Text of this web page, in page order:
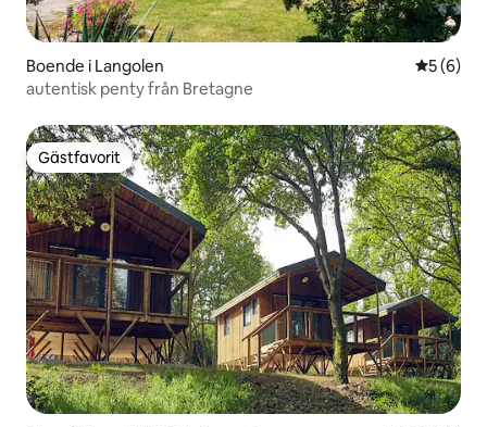
Boende i Langolen 5 av 5 i
5 (6)
autentisk penty från Bretagne
Gästfavorit
Gästfavorit